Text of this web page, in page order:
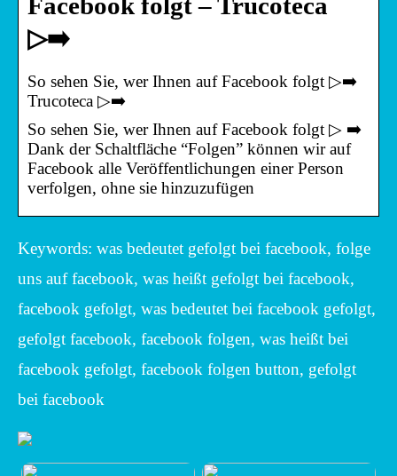
Facebook folgt – Trucoteca
▷➡️
So sehen Sie, wer Ihnen auf Facebook folgt ▷➡️
Trucoteca ▷➡️
So sehen Sie, wer Ihnen auf Facebook folgt ▷ ➡️
Dank der Schaltfläche “Folgen” können wir auf
Facebook alle Veröffentlichungen einer Person
verfolgen, ohne sie hinzuzufügen
Keywords: was bedeutet gefolgt bei facebook, folge
uns auf facebook, was heißt gefolgt bei facebook,
facebook gefolgt, was bedeutet bei facebook gefolgt,
gefolgt facebook, facebook folgen, was heißt bei
facebook gefolgt, facebook folgen button, gefolgt
bei facebook